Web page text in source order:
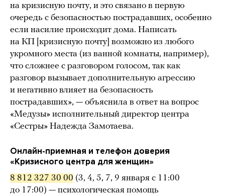
на кризисную почту, и это связано в первую
очередь с безопасностью пострадавших, особенно
если насилие происходит дома. Написать
на КП [кризисную почту] возможно из любого
укромного места (из ванной комнаты, например),
что сложнее с разговором голосом, так как
разговор вызывает дополнительную агрессию
и негативно влияет на безопасность
пострадавших», — объяснила в ответ на вопрос
«Медузы» исполнительный директор центра
«Сестры» Надежда Замотаева.
Онлайн-приемная и телефон доверия
«Кризисного центра для женщин»
8 812 327 30 00 (3, 4, 5, 7, 9 января с 11:00
до 17:00) — психологическая помощь